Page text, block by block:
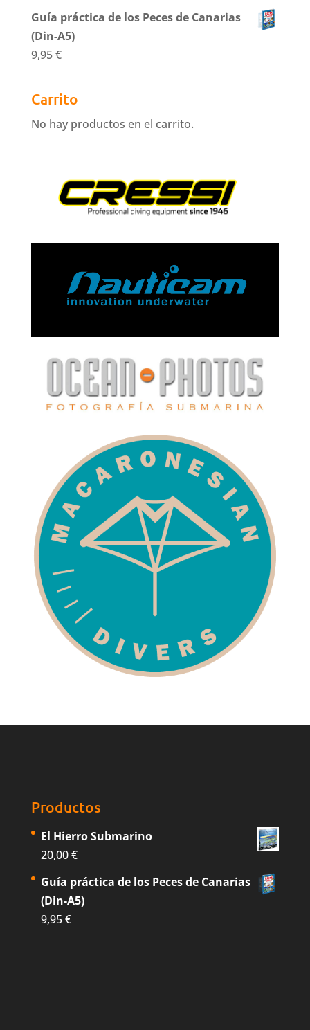
Guía práctica de los Peces de Canarias
(Din-A5)
9,95€
Carrito
No hay productos en el carrito.
Productos
El Hierro Submarino
20,00€
Guía práctica de los Peces de Canarias
(Din-A5)
9,95€